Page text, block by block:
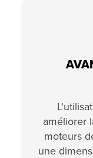
améliorer
moteurs
une